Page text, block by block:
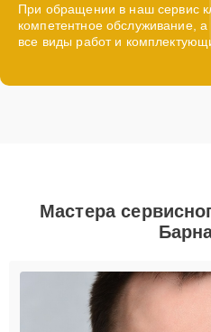
При обращении в наш сервис
компетентное обслуживание,
все виды работ и
Мастера